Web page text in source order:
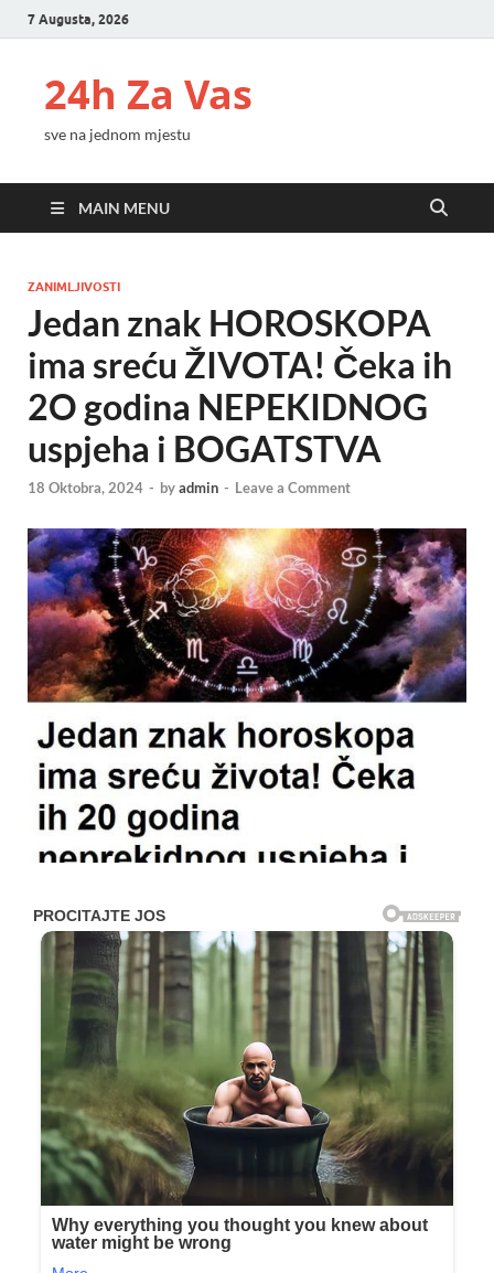
7 Augusta, 2026
24h Za Vas
sve na jednom mjestu
MAIN MENU
ZANIMLJIVOSTI
Jedan znak HOROSKOPA
ima sreću ŽIVOTA! Čeka ih
2O godina NEPEKIDNOG
uspjeha i BOGATSTVA
18 Oktobra, 2024 - byadmin - Leave a Comment